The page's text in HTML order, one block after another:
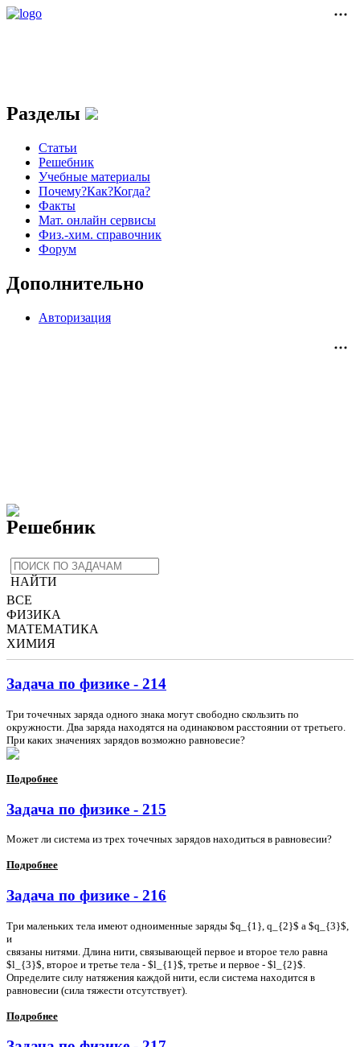
Разделы
Статьи
Решебник
Учебные материалы
Почему?Как?Когда?
Факты
Мат. онлайн сервисы
Физ.-хим. справочник
Форум
Дополнительно
Авторизация
Решебник
НАЙТИ
ВСЕ
ФИЗИКА
МАТЕМАТИКА
ХИМИЯ
Задача по физике - 214
Три точечных заряда одного знака могут свободно скользить по
окружности. Два заряда находятся на одинаковом расстоянии от третьего.
При каких значениях зарядов возможно равновесие?
Подробнее
Задача по физике - 215
Может ли система из трех точечных зарядов находиться в равновесии?
Подробнее
Задача по физике - 216
Три маленьких тела имеют одноименные заряды $q_{1}, q_{2}$ а $q_{3}$,
и
связаны нитями. Длина нити, связывающей первое и второе тело равна
$l_{3}$, второе и третье тела - $l_{1}$, третье и первое - $l_{2}$.
Определите силу натяжения каждой нити, если система находится в
равновесии (сила тяжести отсутствует).
Подробнее